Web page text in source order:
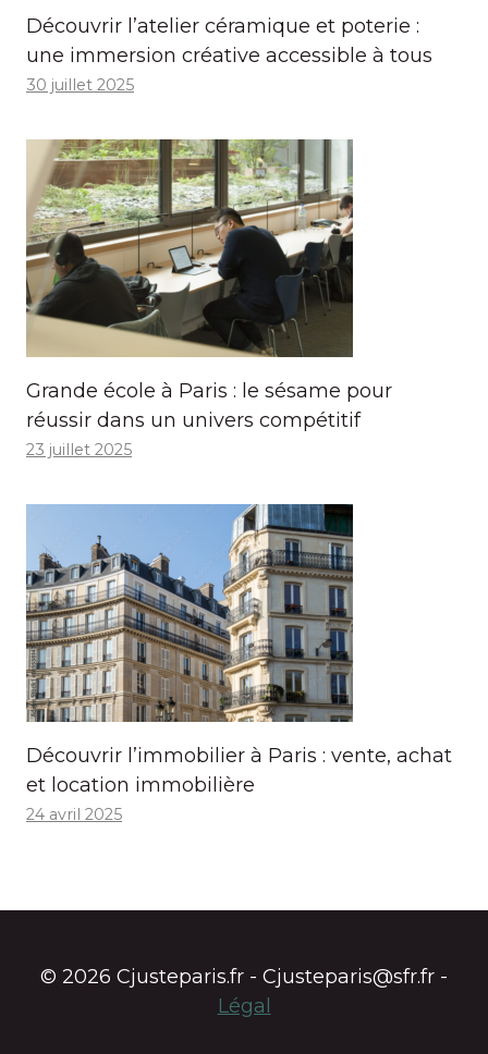
Découvrir l’atelier céramique et poterie :
une immersion créative accessible à tous
30 juillet 2025
Grande école à Paris : le sésame pour
réussir dans un univers compétitif
23 juillet 2025
Découvrir l’immobilier à Paris : vente, achat
et location immobilière
24 avril 2025
© 2026 Cjusteparis.fr - Cjusteparis@sfr.fr -
Légal